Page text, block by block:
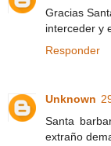
Gracias
interceder y
Responder
Unknown
Santa
extraño